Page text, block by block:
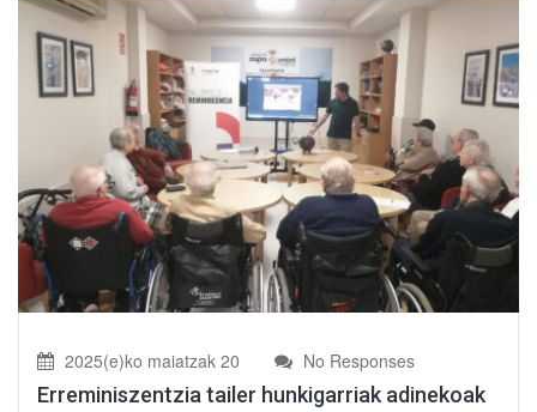
2025(e)ko maiatzak 20 No Responses
Erreminiszentzia tailer hunkigarriak adinekoak